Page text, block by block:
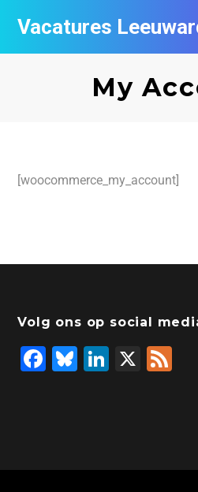
Vacatures
My
[woocommerce_my_account]
Volg ons op social
F
Bl
Li X
Vacatures per bedrijf
De populairste vacatures in